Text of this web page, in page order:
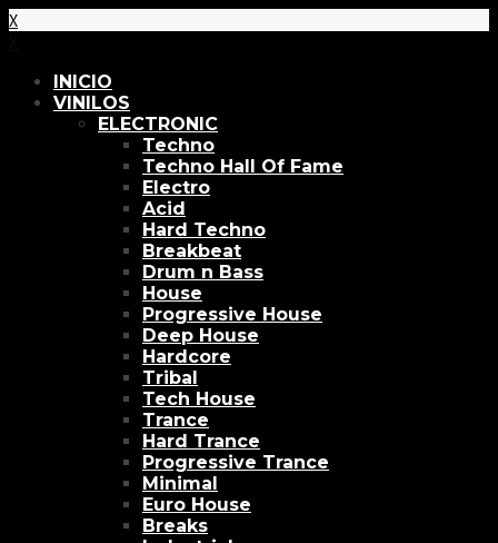
X
INICIO
VINILOS
ELECTRONIC
Techno
Techno Hall Of Fame
Electro
Acid
Hard Techno
Breakbeat
Drum n Bass
House
Progressive House
Deep House
Hardcore
Tribal
Tech House
Trance
Hard Trance
Progressive Trance
Minimal
Euro House
Breaks